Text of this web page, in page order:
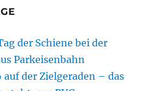
der Schiene bei der
Parkeisenbahn
auf der Zielgeraden – das